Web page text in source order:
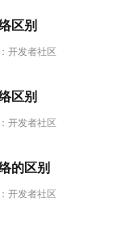
开发者社区
区别
开发者社区
区别
开发者社区
的区别